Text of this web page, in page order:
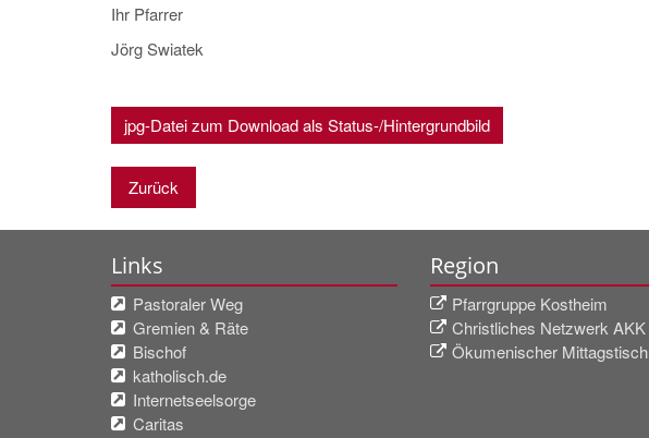
Ihr Pfarrer
Jörg Swiatek
jpg-Datei zum Download als Status-/Hintergrundbild
Zurück
Links
Pastoraler Weg
Gremien & Räte
Bischof
katholisch.de
Internetseelsorge
Caritas
Region
Pfarrgruppe Kostheim
Christliches Netzwerk AKK
Ökumenischer Mittagstisch